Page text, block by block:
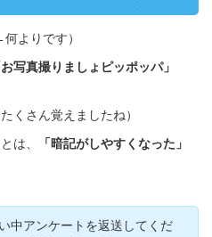
よりです）
お写真撮りましょピッポッパ」
くさん覚えましたね）
は、
「暗記がしやすくなった」
中アンケートを返送してくだ